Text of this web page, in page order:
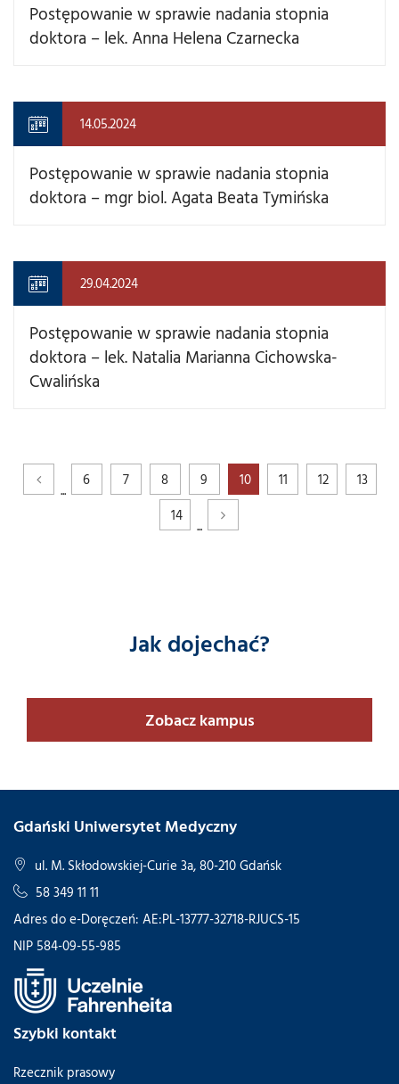
Postępowanie w sprawie nadania stopnia
doktora – lek. Anna Helena Czarnecka
14.05.2024
Postępowanie w sprawie nadania stopnia
doktora – mgr biol. Agata Beata Tymińska
29.04.2024
Postępowanie w sprawie nadania stopnia
doktora – lek. Natalia Marianna Cichowska-
Cwalińska
...
6 7 8 9 10 11 12
13
14
...
Jak dojechać?
Zobacz kampus
Gdański Uniwersytet Medyczny
ul. M. Skłodowskiej-Curie 3a, 80-210 Gdańsk
58 349 11 11
Adres do e-Doręczeń: AE:PL-13777-32718-RJUCS-15
NIP 584-09-55-985
Szybki kontakt
Rzecznik prasowy